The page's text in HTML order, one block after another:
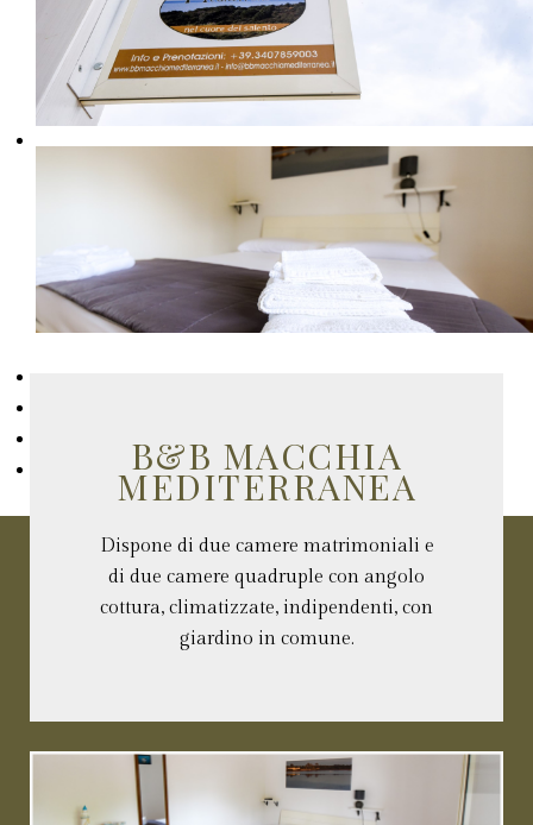
B&B MACCHIA
MEDITERRANEA
Dispone di due camere matrimoniali e
di due camere quadruple con angolo
cottura, climatizzate, indipendenti, con
giardino in comune.